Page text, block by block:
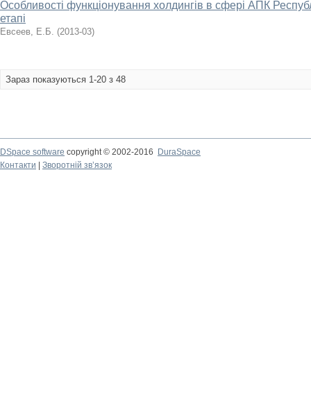
Особливості функціонування холдингів в сфері АПК
етапі
Евсеев, Е.Б. (2013-03)
Зараз показуються 1-20 з 48
DSpace software copyright © 2002-2016
DuraSpace
Контакти
Зворотній зв’язок